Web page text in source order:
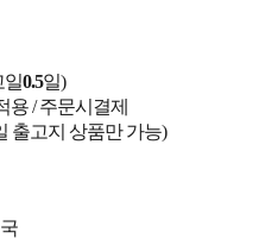
일0.5일)
용 / 주문시결제
출고지 상품만 가능)